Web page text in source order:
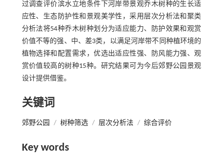
过调查评价滨水立地条件下河岸带景观乔木树种的生长适
应性、生态防护性和景观美学性，采用层次分析法和聚类
分析法将54种乔木树种划分为适应能力、防护效果和观赏
价值不等的强、中、差3类，以满足河岸带不同种植环境的
植物选择和配置需求，优选出适应性强、防风能力强、观
赏价值较高的树种15种。研究结果可为今后郊野公园景观
设计提供借鉴。
关键词
郊野公园 / 树种筛选 / 层次分析法 / 综合评价
Key words